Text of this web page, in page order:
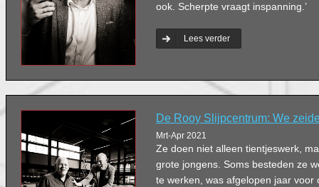
ook. Scherpte vraagt inspanning.’
Lees verder
De Rooy Slijpcentrum: We
Mrt-Apr 2021
Ze doen niet alleen tientjeswerk,
grote jongens. Soms besteden ze
te werken, was afgelopen jaar voor